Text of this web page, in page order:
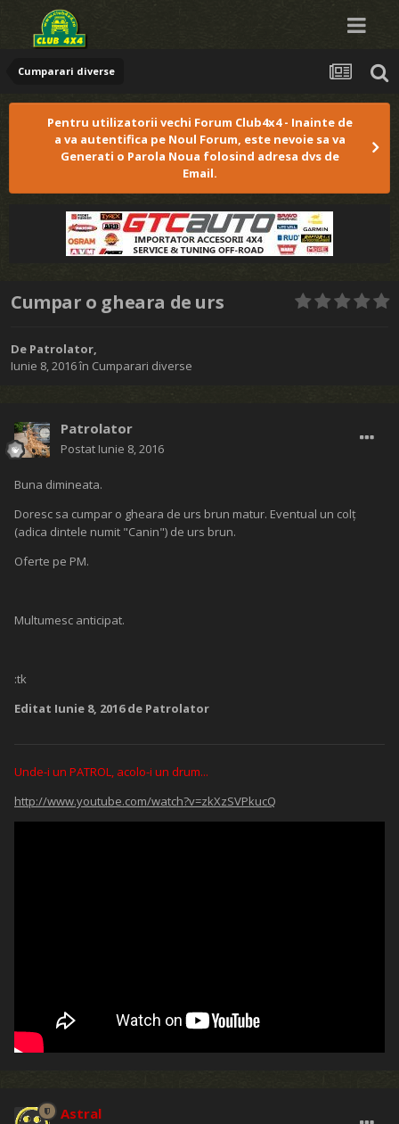
Cumparari diverse
Pentru utilizatorii vechi Forum Club4x4 - Inainte de
a va autentifica pe Noul Forum, este nevoie sa va
Generati o Parola Noua folosind adresa dvs de
Email.
Cumpar o gheara de urs
De Patrolator,
Iunie 8, 2016în Cumparari diverse
Patrolator
Postat Iunie 8, 2016
Buna dimineata.
Doresc sa cumpar o gheara de urs brun matur. Eventual un colț
(adica dintele numit "Canin") de urs brun.
Oferte pe PM.
Multumesc anticipat.
:tk
Editat Iunie 8, 2016de Patrolator
Unde-i un PATROL, acolo-i un drum...
http://www.youtube.com/watch?v=zkXzSVPkucQ
Astral